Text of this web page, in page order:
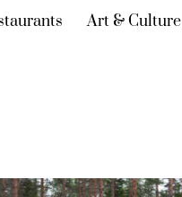
(current)
Art & Culture